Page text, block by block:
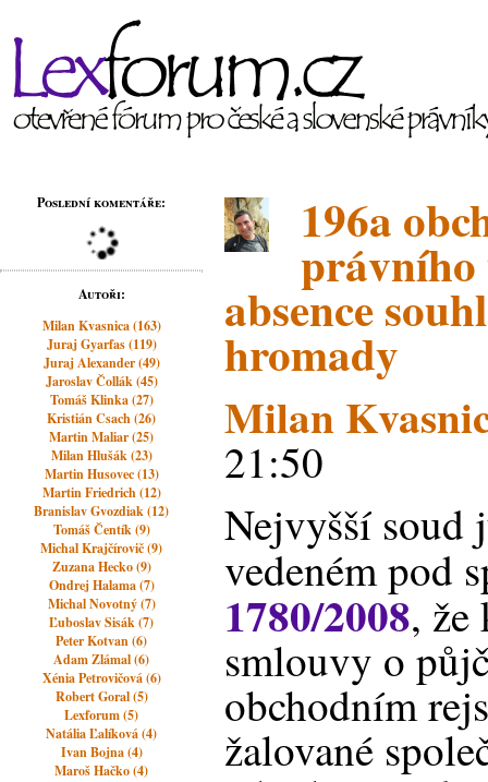
Poslední komentáře:
Autoři:
Milan Kvasnica (163)
Juraj Gyarfas (119)
Juraj Alexander (49)
Jaroslav Čollák (45)
Tomáš Klinka (27)
Kristián Csach (26)
Martin Maliar (25)
Milan Hlušák (23)
Martin Husovec (13)
Martin Friedrich (12)
Branislav Gvozdiak (12)
Tomáš Čentík (9)
Michal Krajčírovič (9)
Zuzana Hecko (9)
Ondrej Halama (7)
Michal Novotný (7)
Ľuboslav Sisák (7)
Peter Kotvan (6)
Adam Zlámal (6)
Xénia Petrovičová (6)
Robert Goral (5)
Lexforum (5)
Natália Ľalíková (4)
Ivan Bojna (4)
Maroš Hačko (4)
196a
právního
absence
hromady
Milan
21:50
Nejvyšší soud
vedeném pod
1780/2008, že
smlouvy o
obchodním
žalované